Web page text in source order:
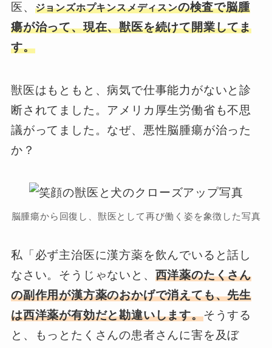
医、
ジョンズホプキンスメディスンの検査で脳腫
瘍が治って、現在、獣医を続けて開業してま
す。
獣医はもともと、病気で仕事能力がないと診
断されてました。アメリカ厚生労働省も不思
議がってました。なぜ、悪性脳腫瘍が治った
か？
脳腫瘍から回復し、獣医として再び働く姿を象徴した写真
私「必ず主治医に漢方薬を飲んでいると話し
なさい。そうじゃないと、 西洋薬のたくさん
の副作用が漢方薬のおかげで消えても、先生
は西洋薬が有効だと勘違いします。そうする
と、もっとたくさんの患者さんに害を及ぼ